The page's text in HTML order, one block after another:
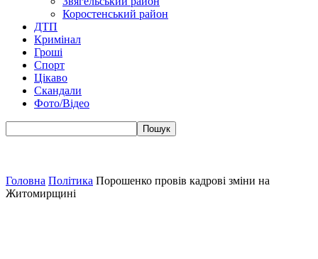
Коростенський район
ДТП
Кримінал
Гроші
Спорт
Цікаво
Скандали
Фото/Відео
Головна Політика Порошенко провів кадрові зміни на
Житомирщині